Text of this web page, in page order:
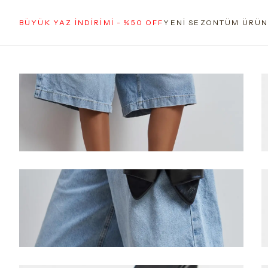
BÜYÜK YAZ İNDİRİMİ - %50 OFF YENİ SEZONTÜM